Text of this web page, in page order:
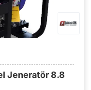
Jeneratör 8.8